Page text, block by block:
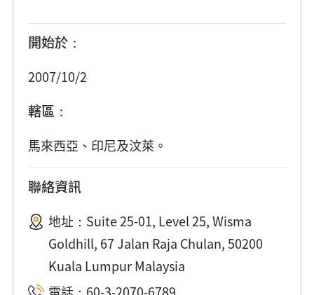
開始於：
2007/10/2
轄區：
馬來西亞、印尼及汶萊。
聯絡資訊
地址： Suite 25-01, Level 25, Wisma
Goldhill, 67 Jalan Raja Chulan, 50200
Kuala Lumpur Malaysia
電話： 60-3-2070-6789